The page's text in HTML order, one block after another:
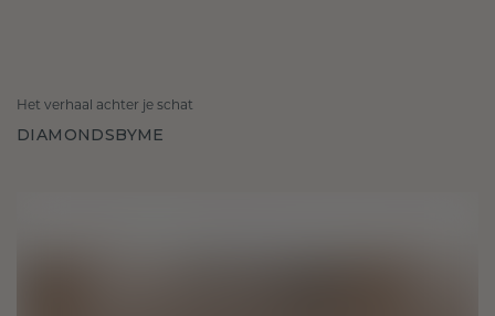
Het verhaal achter je schat
DIAMONDSBYME